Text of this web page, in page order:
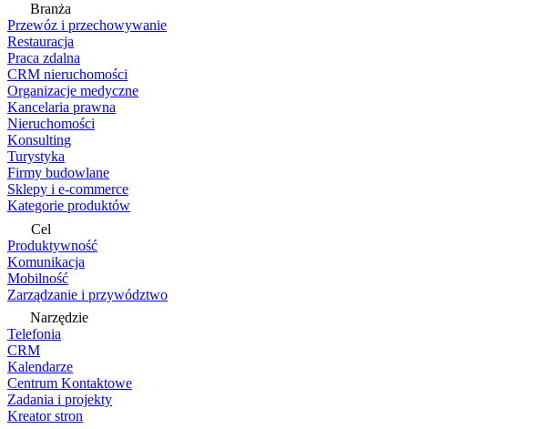
Branża
Przewóz i przechowywanie
Restauracja
Praca zdalna
CRM nieruchomości
Organizacje medyczne
Kancelaria prawna
Nieruchomości
Konsulting
Turystyka
Firmy budowlane
Sklepy i e-commerce
Kategorie produktów
Cel
Produktywność
Komunikacja
Mobilność
Zarządzanie i przywództwo
Narzędzie
Telefonia
CRM
Kalendarze
Centrum Kontaktowe
Zadania i projekty
Kreator stron